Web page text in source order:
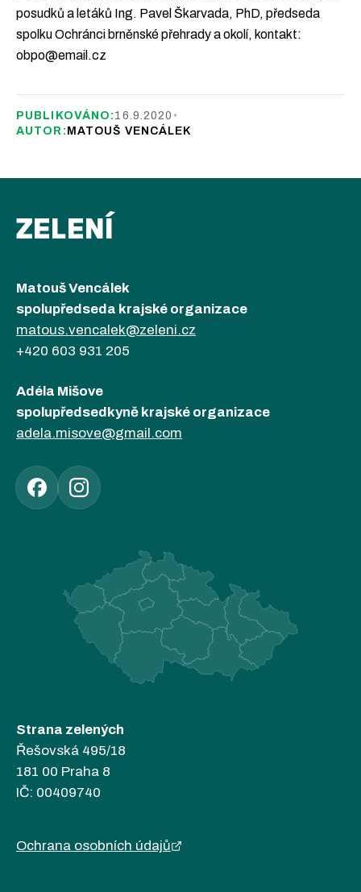
posudků a letáků Ing. Pavel Škarvada, PhD, předseda
spolku Ochránci brněnské přehrady a okolí, kontakt:
obpo@email.cz
PUBLIKOVÁNO: 16.9.2020 •
AUTOR: MATOUŠ VENCÁLEK
ZELENÍ
Matouš Vencálek
spolupředseda krajské organizace
matous.vencalek@zeleni.cz
+420 603 931 205
Adéla Mišove
spolupředsedkyně krajské organizace
adela.misove@gmail.com
Strana zelených
Řešovská 495/18
181 00 Praha 8
IČ: 00409740
Ochrana osobních údajů